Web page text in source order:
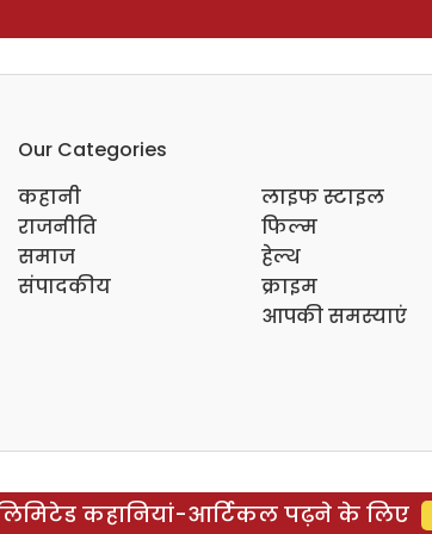
Our Categories
कहानी
राजनीति
समाज
संपादकीय
लाइफ स्टाइल
फिल्म
हेल्थ
क्राइम
आपकी समस्याएं
कहानियां-आर्टिकल पढ़ने के लिए